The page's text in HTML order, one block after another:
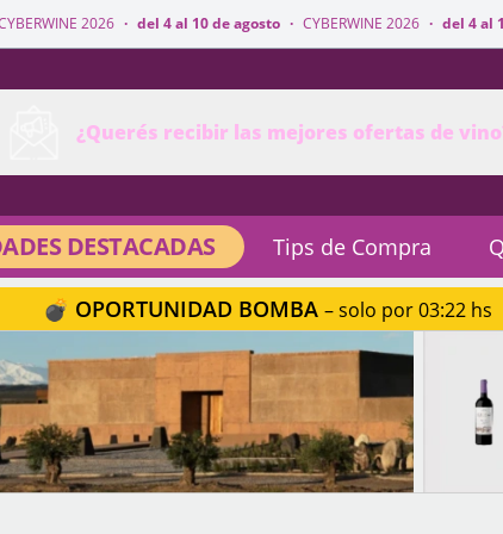
· del 4 al 10 de agosto · CYBERWINE 2026 · del 4 al 10 de agosto ·
¿Querés recibir las mejores ofertas de
DESTACADAS Tips de Compra
💣 OPORTUNIDAD BOMBA – solo por 03:22 hs